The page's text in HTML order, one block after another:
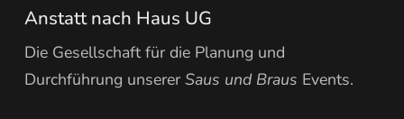
Anstatt nach Haus UG
Die Gesellschaft für die Planung und
Durchführung unsererSaus und Braus Events.